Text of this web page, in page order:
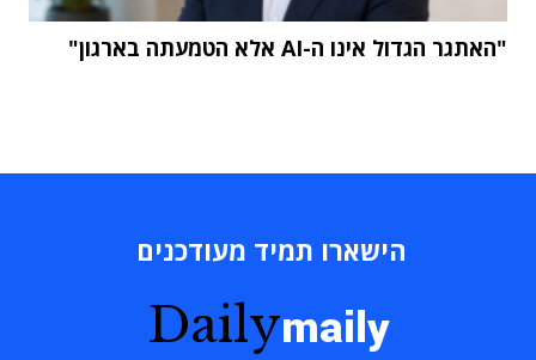
"האתגר הגדול אינו ה-AI אלא הטמעתה בארגון"
הישארו תמיד מעודכנים
Dailymaily